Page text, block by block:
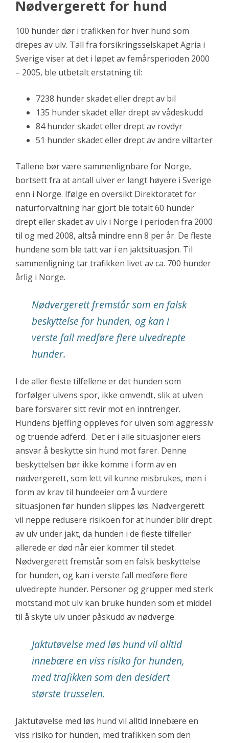
Nødvergerett for hund
100 hunder dør i trafikken for hver hund som
drepes av ulv. Tall fra forsikringsselskapet Agria i
Sverige viser at det i løpet av femårsperioden 2000
– 2005, ble utbetalt erstatning til:
7238 hunder skadet eller drept av bil
135 hunder skadet eller drept av vådeskudd
84 hunder skadet eller drept av rovdyr
51 hunder skadet eller drept av andre viltarter
Tallene bør være sammenlignbare for Norge,
bortsett fra at antall ulver er langt høyere i Sverige
enn i Norge. Ifølge en oversikt Direktoratet for
naturforvaltning har gjort ble totalt 60 hunder
drept eller skadet av ulv i Norge i perioden fra 2000
til og med 2008, altså mindre enn 8 per år. De fleste
hundene som ble tatt var i en jaktsituasjon. Til
sammenligning tar trafikken livet av ca. 700 hunder
årlig i Norge.
Nødvergerett fremstår som en falsk
beskyttelse for hunden, og kan i
verste fall medføre flere ulvedrepte
hunder.
I de aller fleste tilfellene er det hunden som
forfølger ulvens spor, ikke omvendt, slik at ulven
bare forsvarer sitt revir mot en inntrenger.
Hundens bjeffing oppleves for ulven som aggressiv
og truende adferd. Det er i alle situasjoner eiers
ansvar å beskytte sin hund mot farer. Denne
beskyttelsen bør ikke komme i form av en
nødvergerett, som lett vil kunne misbrukes, men i
form av krav til hundeeier om å vurdere
situasjonen før hunden slippes løs. Nødvergerett
vil neppe redusere risikoen for at hunder blir drept
av ulv under jakt, da hunden i de fleste tilfeller
allerede er død når eier kommer til stedet.
Nødvergerett fremstår som en falsk beskyttelse
for hunden, og kan i verste fall medføre flere
ulvedrepte hunder. Personer og grupper med sterk
motstand mot ulv kan bruke hunden som et middel
til å skyte ulv under påskudd av nødverge.
Jaktutøvelse med løs hund vil alltid
innebære en viss risiko for hunden,
med trafikken som den desidert
største trusselen.
Jaktutøvelse med løs hund vil alltid innebære en
viss risiko for hunden, med trafikken som den